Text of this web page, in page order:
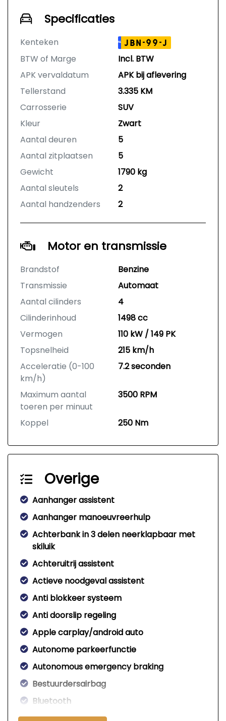
Specificaties
Kenteken NL JBN-99-J
BTW of Marge
Incl. BTW
APK vervaldatum
APK bij aflevering
Tellerstand
3.335 KM
Carrosserie
SUV
Kleur
Zwart
Aantal deuren
5
Aantal zitplaatsen
5
Gewicht
1790 kg
Aantal sleutels
2
Aantal handzenders
2
Motor en transmissie
Brandstof
Benzine
Transmissie
Automaat
Aantal cilinders
4
Cilinderinhoud
1498 cc
Vermogen
110 kW / 149 PK
Topsnelheid
215 km/h
Acceleratie (0-100
km/h)
7.2 seconden
Maximum aantal
toeren per minuut
3500 RPM
Koppel 250 Nm
Overige
Aanhanger assistent
Aanhanger manoeuvreerhulp
Achterbank in 3 delen neerklapbaar met
skiluik
Achteruitrij assistent
Actieve noodgeval assistent
Anti blokkeer systeem
Anti doorslip regeling
Apple carplay/android auto
Autonome parkeerfunctie
Autonomous emergency braking
Bestuurdersairbag
Bluetooth
Bots herkenning en activatie